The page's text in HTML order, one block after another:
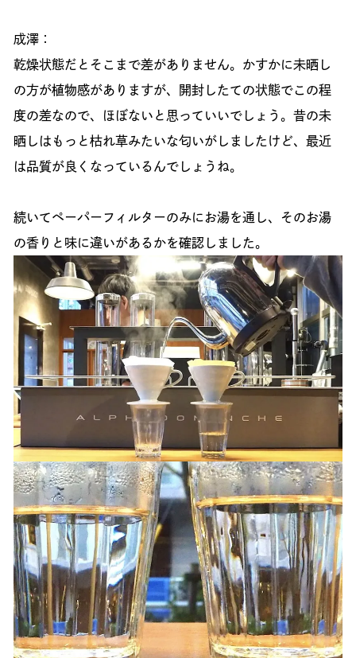
成澤：
乾燥状態だとそこまで差がありません。かすかに未晒し
の方が植物感がありますが、開封したての状態でこの程
度の差なので、ほぼないと思っていいでしょう。昔の未
晒しはもっと枯れ草みたいな匂いがしましたけど、最近
は品質が良くなっているんでしょうね。
続いてペーパーフィルターのみにお湯を通し、そのお湯
の香りと味に違いがあるかを確認しました。